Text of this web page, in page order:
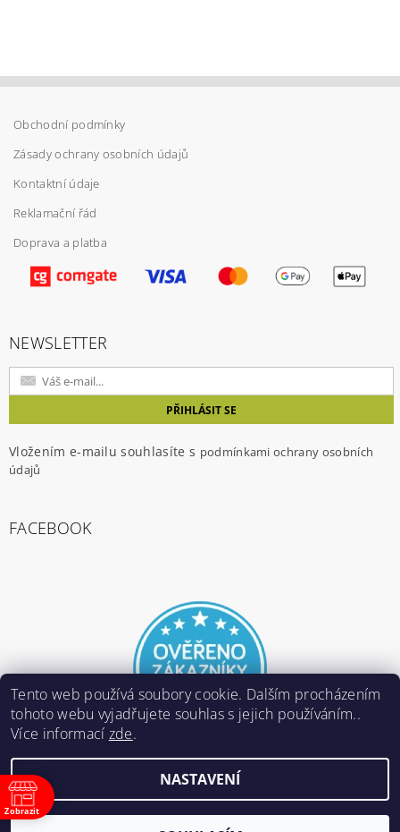
Vložením hodnocení souhlasíte spodmínkami
ochrany osobních údajů
Obchodní podmínky
Zásady ochrany osobních údajů
Kontaktní údaje
Reklamační řád
Doprava a platba
NEWSLETTER
Vložením e-mailu souhlasíte s podmínkami ochrany osobních
údajů
FACEBOOK
E-ARMY.cz, všechna práva vyhrazena
Vytvořil Shoptet
Zobrazit
Tento web používá soubory cookie. Dalším procházením
tohoto webu vyjadřujete souhlas s jejich používáním..
Více informací zde.
NASTAVENÍ